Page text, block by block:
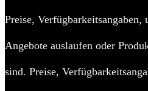
Preise,
Angebote auslaufen oder
sind. Preise,